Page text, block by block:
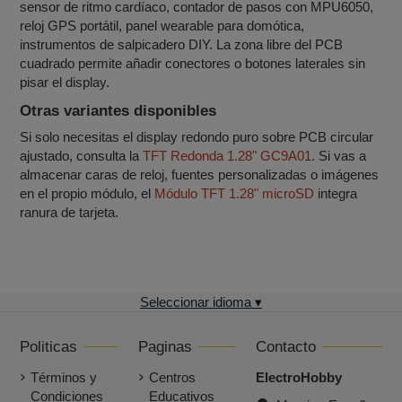
sensor de ritmo cardíaco, contador de pasos con MPU6050,
reloj GPS portátil, panel wearable para domótica,
instrumentos de salpicadero DIY. La zona libre del PCB
cuadrado permite añadir conectores o botones laterales sin
pisar el display.
Otras variantes disponibles
Si solo necesitas el display redondo puro sobre PCB circular
ajustado, consulta laTFT Redonda 1.28" GC9A01. Si vas a
almacenar caras de reloj, fuentes personalizadas o imágenes
en el propio módulo, el Módulo TFT 1.28" microSD integra
ranura de tarjeta.
Seleccionar idioma ▾
Politicas
Términos y
Condiciones
Paginas
Centros
Educativos
Contacto
ElectroHobby